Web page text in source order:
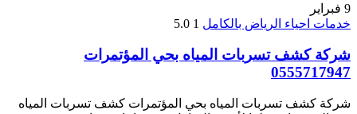
9 فبراير
خدمات احياء الرياض بالكامل 1
5.0
شركة كشف تسربات المياه بحي المؤتمرات
0555717947
شركة كشف تسربات المياه بحي المؤتمرات كشف تسربات المياه